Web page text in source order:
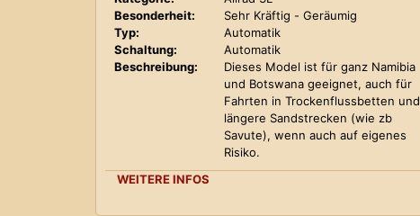
Besonderheit:
Sehr Kräftig - Geräumig
Typ:
Automatik
Schaltung:
Automatik
Beschreibung:
Dieses Model ist für ganz Namibia
und Botswana geeignet, auch für
Fahrten in Trockenflussbetten und
längere Sandstrecken (wie zb
Savute), wenn auch auf eigenes
Risiko.
WEITERE INFOS